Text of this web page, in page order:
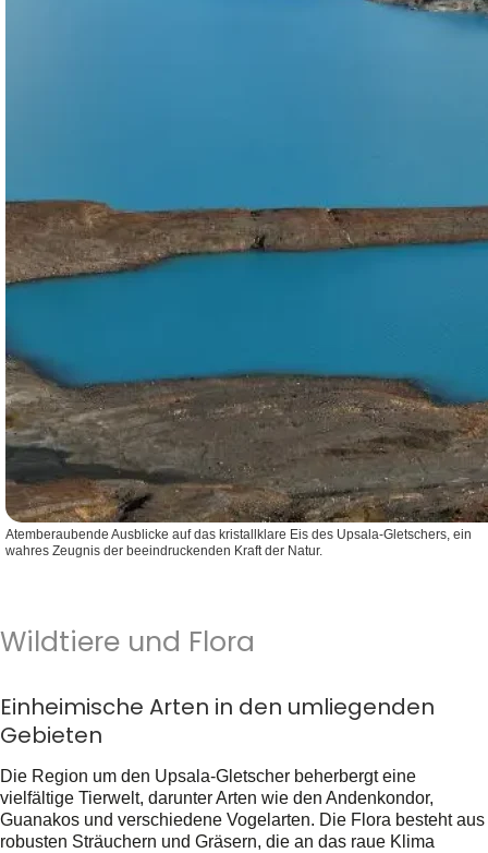
Atemberaubende Ausblicke auf das kristallklare Eis des Upsala-Gletschers, ein
wahres Zeugnis der beeindruckenden Kraft der Natur.
Wildtiere und Flora
Einheimische Arten in den umliegenden
Gebieten
Die Region um den Upsala-Gletscher beherbergt eine
vielfältige Tierwelt, darunter Arten wie den Andenkondor,
Guanakos und verschiedene Vogelarten. Die Flora besteht aus
robusten Sträuchern und Gräsern, die an das raue Klima